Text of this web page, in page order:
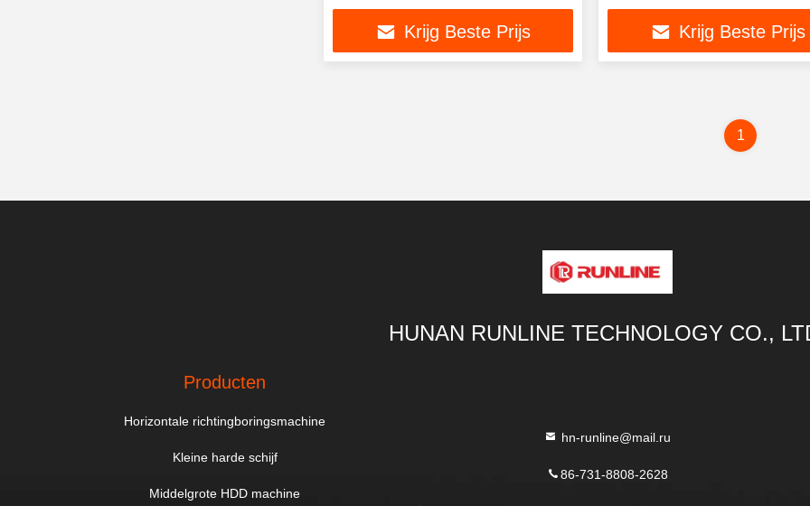
Krijg Beste Prijs Krijg Beste Prijs
1
HUNAN RUNLINE TECHNOLOGY CO.,
Producten
Horizontale richtingboringsmachine
Kleine harde schijf
Middelgrote HDD machine
hn-runline@mail.ru
86-731-8808-2628